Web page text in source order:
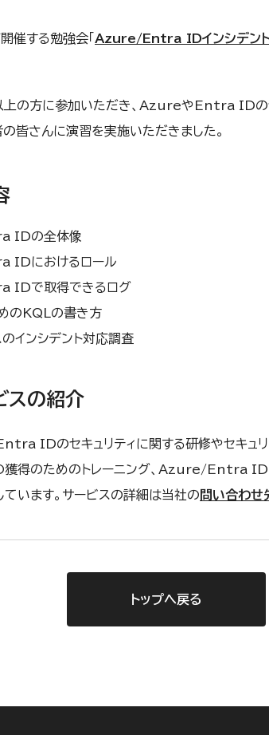
催する勉強会「 Azure/Entra IDインシデント
の方に参加いただき、AzureやEntra IDの
皆さんに演習を実施いただきました。
IDの全体像
におけるロール
で取得できるログ
のKQLの書き方
のインシデント対応調査
スの紹介
IDのセキュリティに関する研修やセキュリ
獲得のためのトレーニング、Azure/Entra ID
ています。サービスの詳細は当社の問い合わせ
トップへ戻る